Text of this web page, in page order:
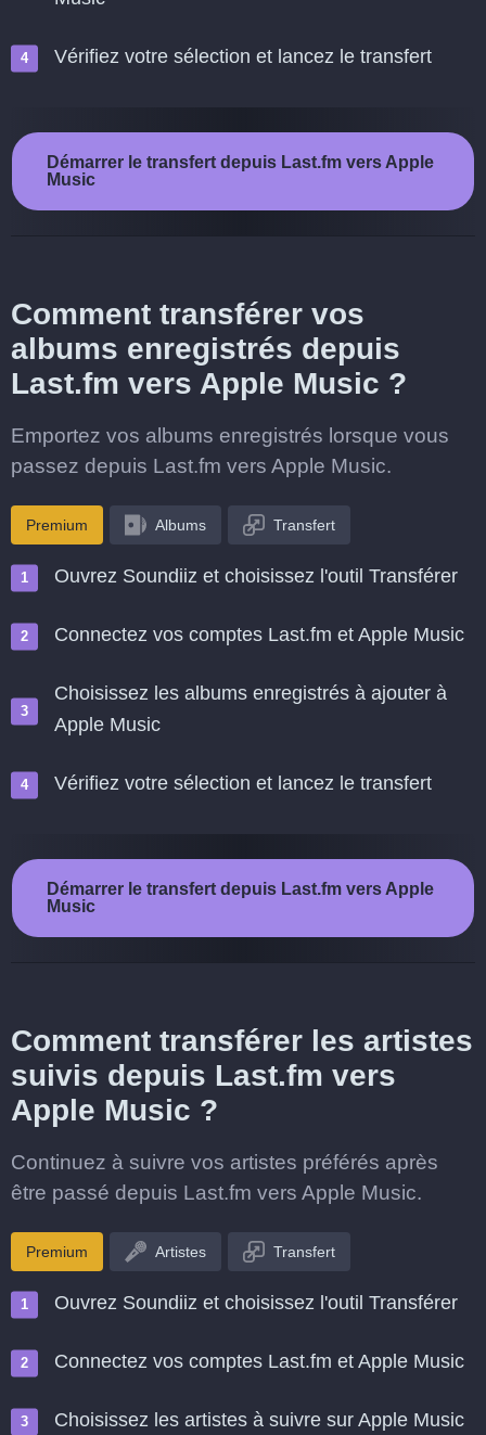
Vérifiez votre sélection et lancez le transfert
Démarrer le transfert depuis Last.fm vers Apple
Music
Comment transférer vos
albums enregistrés depuis
Last.fm vers Apple Music ?
Emportez vos albums enregistrés lorsque vous
passez depuis Last.fm vers Apple Music.
Premium Albums Transfert
Ouvrez Soundiiz et choisissez l'outil Transférer
Connectez vos comptes Last.fm et Apple Music
Choisissez les albums enregistrés à ajouter à
Apple Music
Vérifiez votre sélection et lancez le transfert
Démarrer le transfert depuis Last.fm vers Apple
Music
Comment transférer les artistes
suivis depuis Last.fm vers
Apple Music ?
Continuez à suivre vos artistes préférés après
être passé depuis Last.fm vers Apple Music.
Premium Artistes Transfert
Ouvrez Soundiiz et choisissez l'outil Transférer
Connectez vos comptes Last.fm et Apple Music
Choisissez les artistes à suivre sur Apple Music